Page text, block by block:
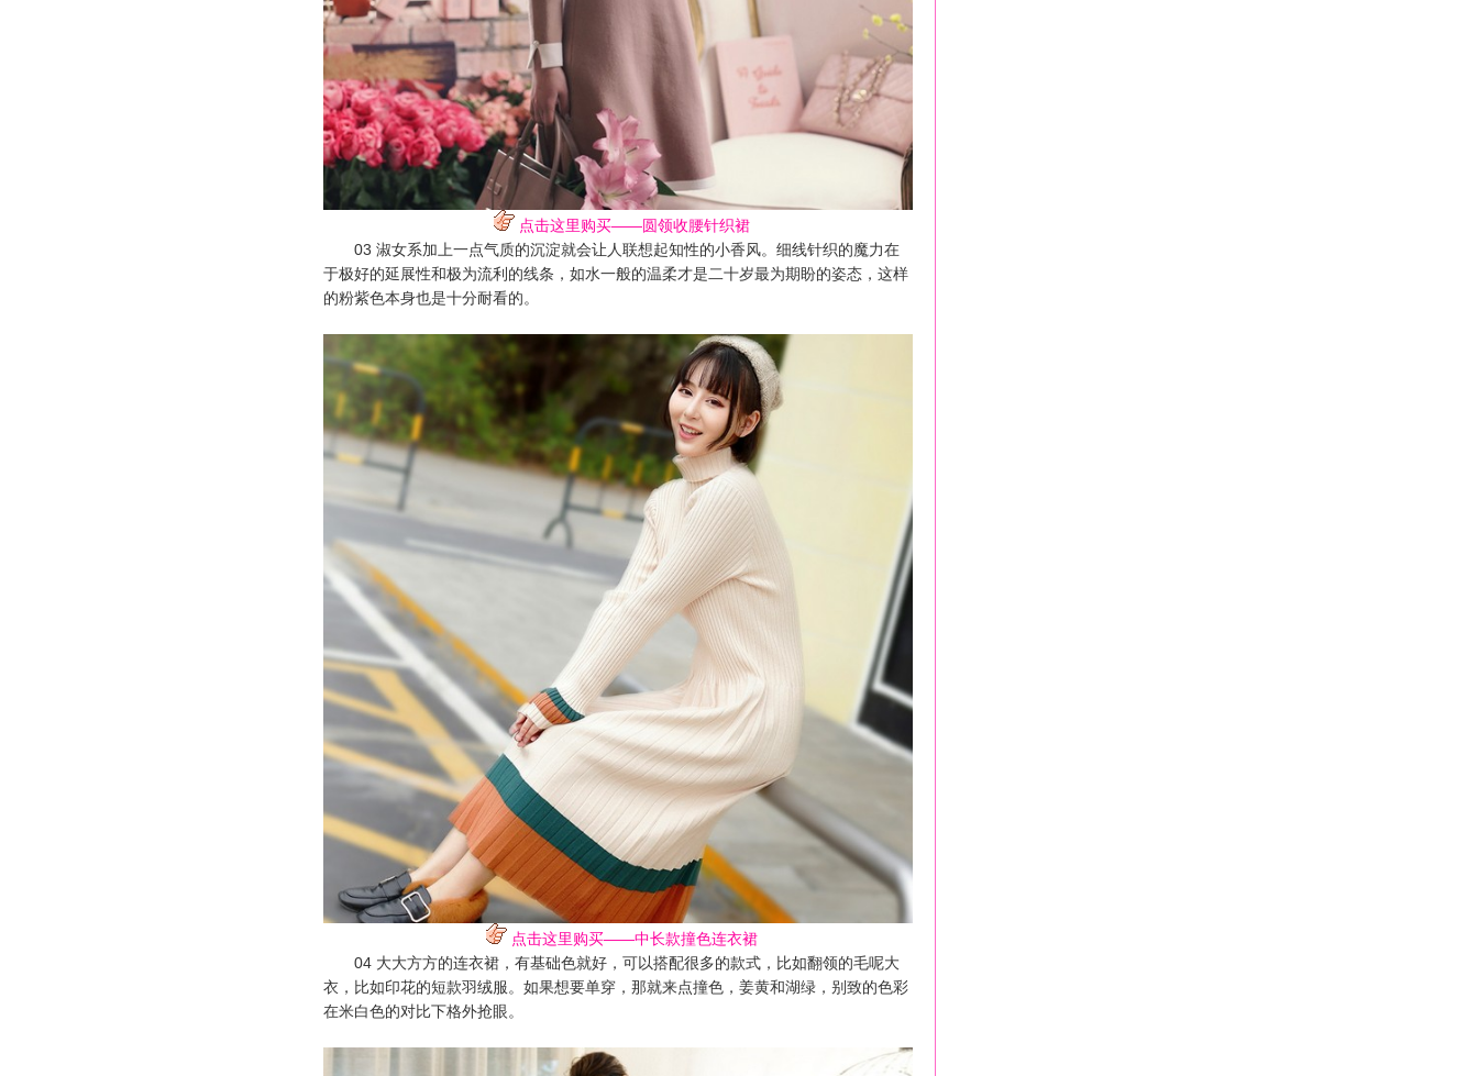
点击这里购买——圆领收腰针织裙
03 淑女系加上一点气质的沉淀就会让人联想起知性的小香风。细线针织的魔力在
于极好的延展性和极为流利的线条，如水一般的温柔才是二十岁最为期盼的姿态，这样
的粉紫色本身也是十分耐看的。
点击这里购买——中长款撞色连衣裙
04 大大方方的连衣裙，有基础色就好，可以搭配很多的款式，比如翻领的毛呢大
衣，比如印花的短款羽绒服。如果想要单穿，那就来点撞色，姜黄和湖绿，别致的色彩
在米白色的对比下格外抢眼。